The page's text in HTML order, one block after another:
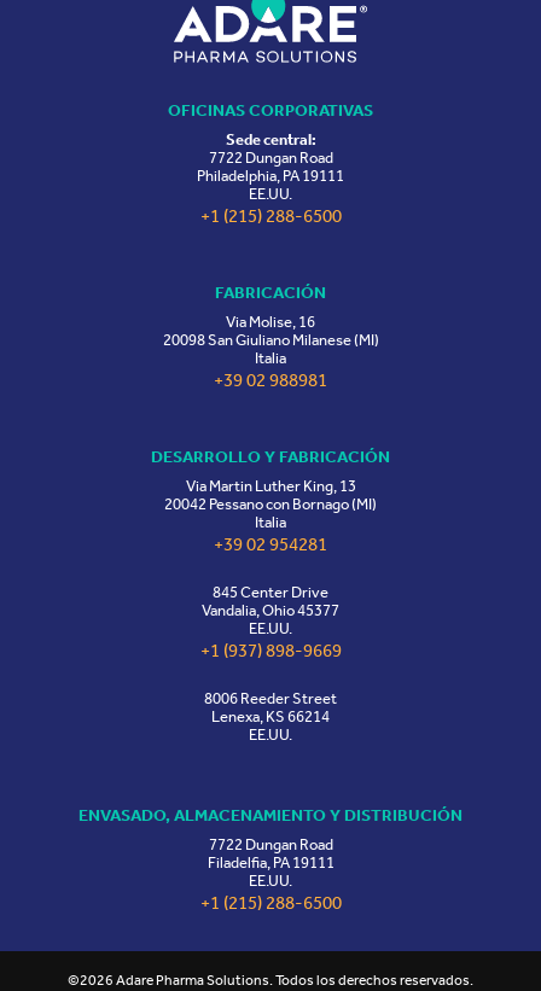
OFICINAS CORPORATIVAS
Sede central:
7722 Dungan Road
Philadelphia, PA 19111
EE.UU.
+1 (215) 288-6500
FABRICACIÓN
Via Molise, 16
20098 San Giuliano Milanese (MI)
Italia
+39 02 988981
DESARROLLO Y FABRICACIÓN
Via Martin Luther King, 13
20042 Pessano con Bornago (MI)
Italia
+39 02 954281
845 Center Drive
Vandalia, Ohio 45377
EE.UU.
+1 (937) 898-9669
8006 Reeder Street
Lenexa, KS 66214
EE.UU.
ENVASADO, ALMACENAMIENTO Y DISTRIBUCIÓN
7722 Dungan Road
Filadelfia, PA 19111
EE.UU.
+1 (215) 288-6500
©2026 Adare Pharma Solutions. Todos los derechos reservados.